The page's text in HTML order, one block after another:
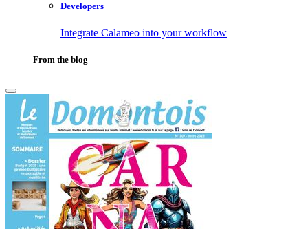
Developers
Integrate Calameo into your workflow
From the blog